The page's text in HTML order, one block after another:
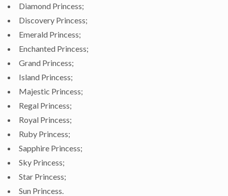
Diamond Princess;
Discovery Princess;
Emerald Princess;
Enchanted Princess;
Grand Princess;
Island Princess;
Majestic Princess;
Regal Princess;
Royal Princess;
Ruby Princess;
Sapphire Princess;
Sky Princess;
Star Princess;
Sun Princess.